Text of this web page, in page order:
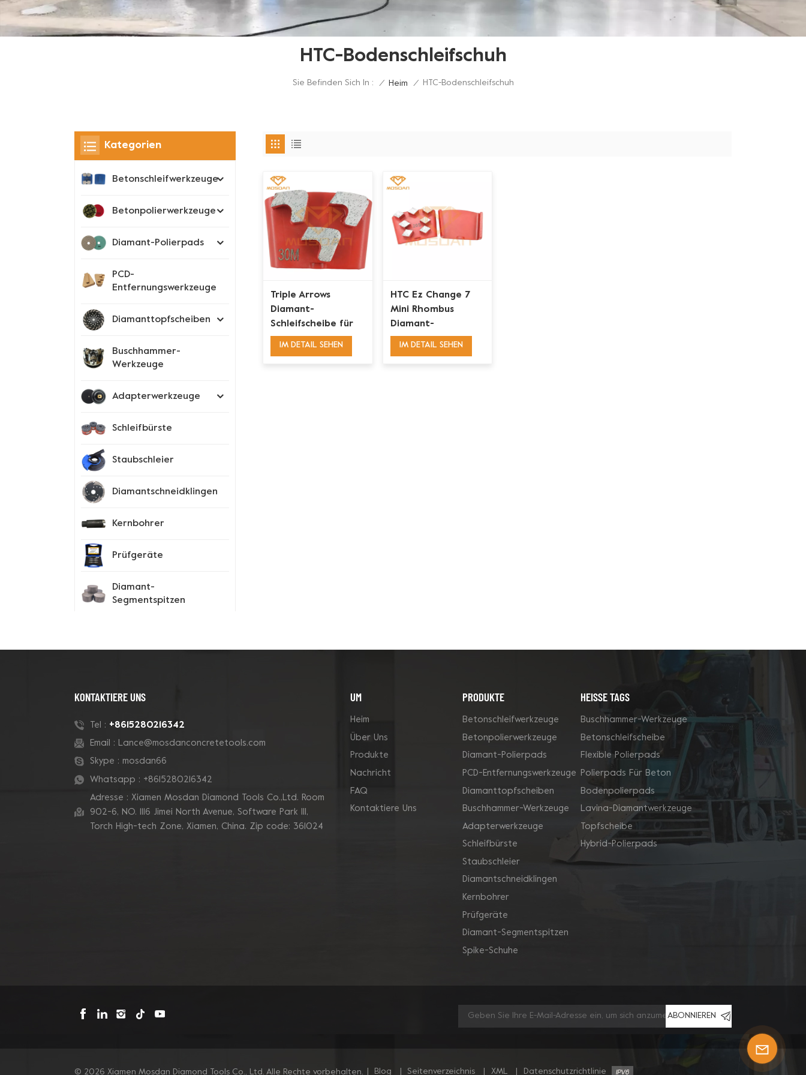
HTC-Bodenschleifschuh
Sie Befinden Sich In : / Heim / HTC-Bodenschleifschuh
Triple Arrows
Diamant-
Schleifscheibe für
HTC
IM DETAIL SEHEN
HTC Ez Change 7
Mini Rhombus
Diamant-
Schleifschuh zum
IM DETAIL SEHEN
Kategorien
Betonschleifwerkzeuge
Betonpolierwerkzeuge
Diamant-Polierpads
PCD-
Entfernungswerkzeuge
Diamanttopfscheiben
Buschhammer-
Werkzeuge
Adapterwerkzeuge
Schleifbürste
Staubschleier
Diamantschneidklingen
Kernbohrer
Prüfgeräte
Diamant-
Segmentspitzen
180-mm-Rohr-Grizzly-
Betontopfschleifscheibe
7-Zoll-10-V-Segment-
Diamanttopfscheibe
zum Schleifen von
Betonkanten
Eckkanten
KONTAKTIERE UNS
Tel : +8615280216342
Email : Lance@mosdanconcretetools.com
Skype : mosdan66
Whatsapp : +8615280216342
Adresse : Xiamen Mosdan Diamond Tools Co.,Ltd. Room
902-6, NO. 1116 Jimei North Avenue, Software Park Ill,
Torch High-tech Zone, Xiamen, China. Zip code: 361024
UM
Heim
Über Uns
Produkte
Nachricht
FAQ
Kontaktiere Uns
PRODUKTE
Betonschleifwerkzeuge
Betonpolierwerkzeuge
Diamant-Polierpads
PCD-Entfernungswerkzeuge
Diamanttopfscheiben
Buschhammer-Werkzeuge
Adapterwerkzeuge
Schleifbürste
Staubschleier
Diamantschneidklingen
Kernbohrer
Prüfgeräte
Diamant-Segmentspitzen
Spike-Schuhe
HEISSE TAGS
Buschhammer-Werkzeuge
Betonschleifscheibe
Flexible Polierpads
Polierpads Für Beton
Bodenpolierpads
Lavina-Diamantwerkzeuge
Topfscheibe
Hybrid-Polierpads
ABONNIEREN
© 2026 Xiamen Mosdan Diamond Tools Co., Ltd. Alle Rechte vorbehalten. Blog Seitenverzeichnis XML Datenschutzrichtlinie